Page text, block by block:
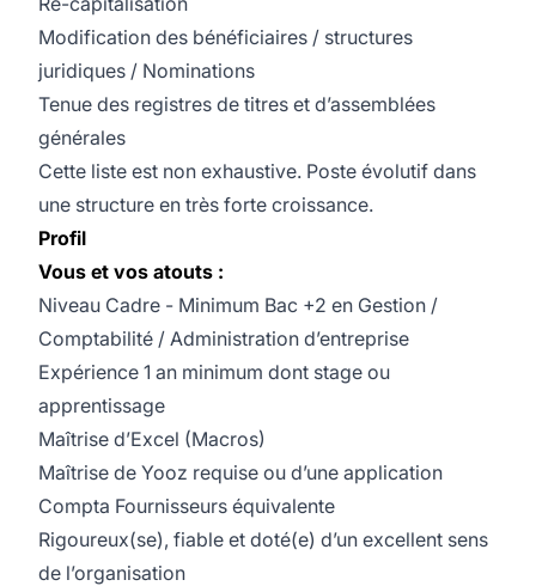
Modification des bénéficiaires / structures
juridiques / Nominations
Tenue des registres de titres et d’assemblées
générales
Cette liste est non exhaustive. Poste évolutif dans
une structure en très forte croissance.
Profil
Vous et vos atouts :
Niveau Cadre - Minimum Bac +2 en Gestion /
Comptabilité / Administration d’entreprise
Expérience 1 an minimum dont stage ou
apprentissage
Maîtrise d’Excel (Macros)
Maîtrise de Yooz requise ou d’une application
Compta Fournisseurs équivalente
Rigoureux(se), fiable et doté(e) d’un excellent sens
de l’organisation